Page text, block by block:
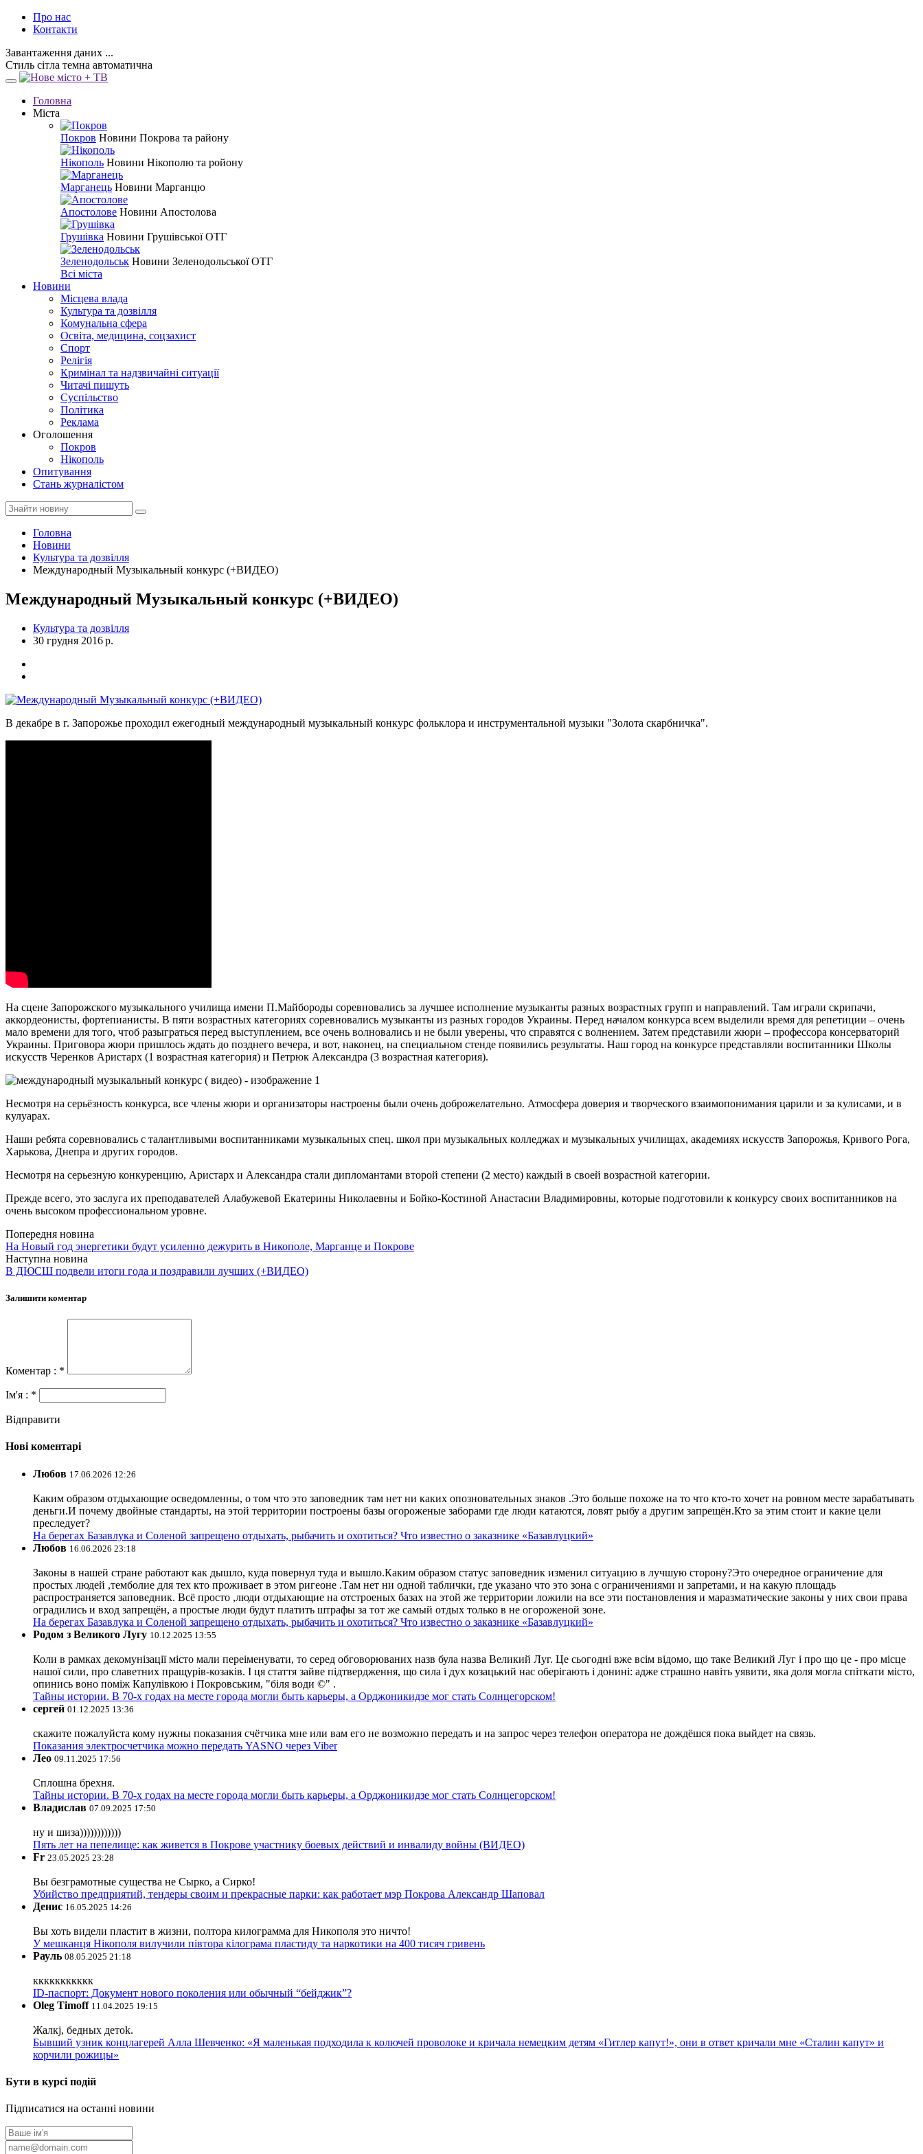
Про нас
Контакти
Завантаження даних ...
Стиль сітла темна автоматична
Головна
Міста
Покров Новини Покрова та району
Нікополь Новини Нікополю та ройону
Марганець Новини Марганцю
Апостолове Новини Апостолова
Грушівка Новини Грушівської ОТГ
Зеленодольськ Новини Зеленодольської ОТГ
Всі міста
Новини
Місцева влада
Культура та дозвілля
Комунальна сфера
Освіта, медицина, соцзахист
Спорт
Релігія
Кримінал та надзвичайні ситуації
Читачі пишуть
Суспільство
Політика
Реклама
Оголошення
Покров
Нікополь
Опитування
Стань журналістом
Головна
Новини
Культура та дозвілля
Международный Музыкальный конкурс (+ВИДЕО)
Международный Музыкальный конкурс (+ВИДЕО)
Культура та дозвілля
30 грудня 2016 р.
В декабре в г. Запорожье проходил ежегодный международный музыкальный конкурс фольклора и инструментальной музыки "Золота скарбничка".
На сцене Запорожского музыкального училища имени П.Майбороды соревновались за лучшее исполнение музыканты разных возрастных групп и направлений. Там играли скрипачи,
аккордеонисты, фортепианисты. В пяти возрастных категориях соревновались музыканты из разных городов Украины. Перед началом конкурса всем выделили время для репетиции – очень
мало времени для того, чтоб разыграться перед выступлением, все очень волновались и не были уверены, что справятся с волнением. Затем представили жюри – профессора консерваторий
Украины. Приговора жюри пришлось ждать до позднего вечера, и вот, наконец, на специальном стенде появились результаты. Наш город на конкурсе представляли воспитанники Школы
искусств Черенков Аристарх (1 возрастная категория) и Петрюк Александра (3 возрастная категория).
Несмотря на серьёзность конкурса, все члены жюри и организаторы настроены были очень доброжелательно. Атмосфера доверия и творческого взаимопонимания царили и за кулисами, и в
кулуарах.
Наши ребята соревновались с талантливыми воспитанниками музыкальных спец. школ при музыкальных колледжах и музыкальных училищах, академиях искусств Запорожья, Кривого Рога,
Харькова, Днепра и других городов.
Несмотря на серьезную конкуренцию, Аристарх и Александра стали дипломантами второй степени (2 место) каждый в своей возрастной категории.
Прежде всего, это заслуга их преподавателей Алабужевой Екатерины Николаевны и Бойко-Костиной Анастасии Владимировны, которые подготовили к конкурсу своих воспитанников на
очень высоком профессиональном уровне.
Попередня новина
На Новый год энергетики будут усиленно дежурить в Никополе, Марганце и Покрове
Наступна новина
В ДЮСШ подвели итоги года и поздравили лучших (+ВИДЕО)
Залишити коментар
Коментар : *
Ім'я : *
Відправити
Нові коментарі
Любов 17.06.2026 12:26
Каким образом отдыхающие осведомленны, о том что это заповедник там нет ни каких опозновательных знаков .Это больше похоже на то что кто-то хочет на ровном месте зарабатывать
деньги.И почему двойные стандарты, на этой территории построены базы огороженые заборами где люди катаются, ловят рыбу а другим запрещён.Кто за этим стоит и какие цели
преследует?
На берегах Базавлука и Соленой запрещено отдыхать, рыбачить и охотиться? Что известно о заказнике «Базавлуцкий»
Любов 16.06.2026 23:18
Законы в нашей стране работают как дышло, куда повернул туда и вышло.Каким образом статус заповедник изменил ситуацию в лучшую сторону?Это очередное ограничение для
простых людей ,темболие для тех кто проживает в этом ригеоне .Там нет ни одной таблички, где указано что это зона с ограничениями и запретами, и на какую площадь
распространяется заповедник. Всё просто ,люди отдыхающие на отстроеных базах на этой же территории ложили на все эти постановления и маразматические законы у них свои права
оградились и вход запрещён, а простые люди будут платить штрафы за тот же самый отдых только в не огороженой зоне.
На берегах Базавлука и Соленой запрещено отдыхать, рыбачить и охотиться? Что известно о заказнике «Базавлуцкий»
Родом з Великого Лугу 10.12.2025 13:55
Коли в рамках декомунізації місто мали переіменувати, то серед обговорюваних назв була назва Великий Луг. Це сьогодні вже всім відомо, що таке Великий Луг і про що це - про місце
нашої сили, про славетних пращурів-козаків. І ця стаття зайве підтвердження, що сила і дух козацький нас оберігають і донині: адже страшно навіть уявити, яка доля могла спіткати місто,
опинись воно поміж Капулівкою і Покровським, "біля води ©" .
Тайны истории. В 70-х годах на месте города могли быть карьеры, а Орджоникидзе мог стать Солнцегорском!
сергей 01.12.2025 13:36
скажите пожалуйста кому нужны показания счётчика мне или вам его не возможно передать и на запрос через телефон оператора не дождёшся пока выйдет на связь.
Показания электросчетчика можно передать YASNO через Viber
Лео 09.11.2025 17:56
Сплошна брехня.
Тайны истории. В 70-х годах на месте города могли быть карьеры, а Орджоникидзе мог стать Солнцегорском!
Владислав 07.09.2025 17:50
ну и шиза))))))))))))
Пять лет на пепелище: как живется в Покрове участнику боевых действий и инвалиду войны (ВИДЕО)
Fr 23.05.2025 23:28
Вы безграмотные существа не Сырко, а Сирко!
Убийство предприятий, тендеры своим и прекрасные парки: как работает мэр Покрова Александр Шаповал
Денис 16.05.2025 14:26
Вы хоть видели пластит в жизни, полтора килограмма для Никополя это ничто!
У мешканця Нікополя вилучили півтора кілограма пластиду та наркотики на 400 тисяч гривень
Рауль 08.05.2025 21:18
ккккккккккк
ID-паспорт: Документ нового поколения или обычный “бейджик”?
Oleg Timoff 11.04.2025 19:15
Жалкj, бедных детok.
Бывший узник концлагерей Алла Шевченко: «Я маленькая подходила к колючей проволоке и кричала немецким детям «Гитлер капут!», они в ответ кричали мне «Сталин капут» и
корчили рожицы»
Бути в курсі подій
Підписатися на останні новини